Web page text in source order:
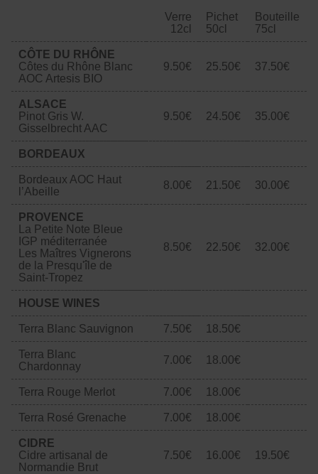
Verre
12cl
Pichet
50cl
Bouteille
75cl
CÔTE DU RHÔNE
Côtes du Rhône Blanc
AOC Artesis BIO
9.50€ 25.50€ 37.50€
ALSACE
Pinot Gris W.
Gisselbrecht AAC
9.50€ 24.50€ 35.00€
BORDEAUX
Bordeaux AOC Haut
l’Abeille
8.00€ 21.50€ 30.00€
PROVENCE
La Petite Note Bleue
IGP méditerranée
Les Maîtres Vignerons
de la Presqu'île de
Saint-Tropez
8.50€ 22.50€ 32.00€
HOUSE WINES
Terra Blanc Sauvignon 7.50€ 18.50€
Terra Blanc
Chardonnay
7.00€ 18.00€
Terra Rouge Merlot 7.00€ 18.00€
Terra Rosé Grenache 7.00€ 18.00€
CIDRE
Cidre artisanal de
Normandie Brut
7.50€ 16.00€ 19.50€